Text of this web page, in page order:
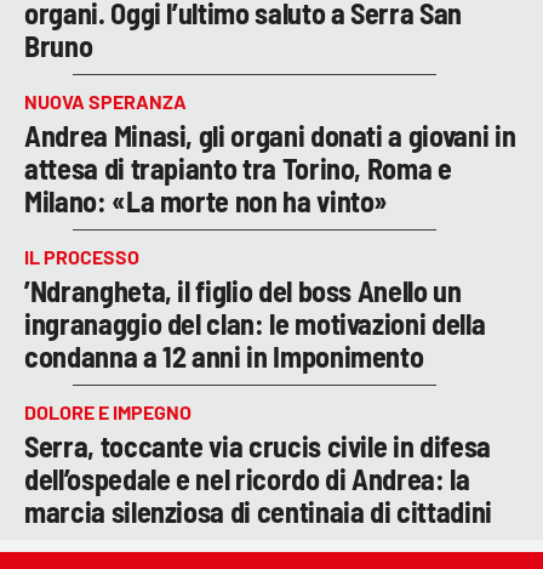
organi. Oggi l’ultimo saluto a Serra San
Bruno
NUOVA SPERANZA
Andrea Minasi, gli organi donati a giovani in
attesa di trapianto tra Torino, Roma e
Milano: «La morte non ha vinto»
IL PROCESSO
’Ndrangheta, il figlio del boss Anello un
ingranaggio del clan: le motivazioni della
condanna a 12 anni in Imponimento
DOLORE E IMPEGNO
Serra, toccante via crucis civile in difesa
dell’ospedale e nel ricordo di Andrea: la
marcia silenziosa di centinaia di cittadini